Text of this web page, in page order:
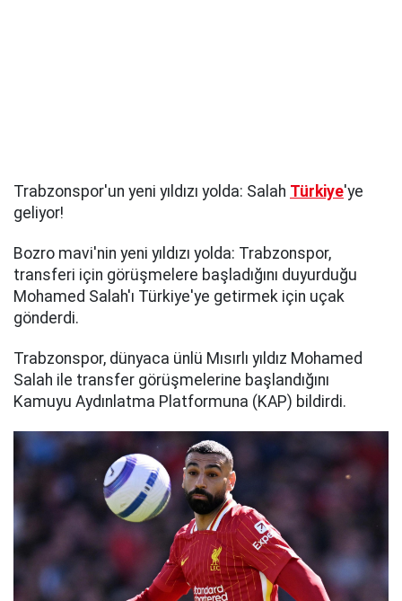
Trabzonspor'un yeni yıldızı yolda: Salah Türkiye'ye
geliyor!
Bozro mavi'nin yeni yıldızı yolda: Trabzonspor,
transferi için görüşmelere başladığını duyurduğu
Mohamed Salah'ı Türkiye'ye getirmek için uçak
gönderdi.
Trabzonspor, dünyaca ünlü Mısırlı yıldız Mohamed
Salah ile transfer görüşmelerine başlandığını
Kamuyu Aydınlatma Platformuna (KAP) bildirdi.